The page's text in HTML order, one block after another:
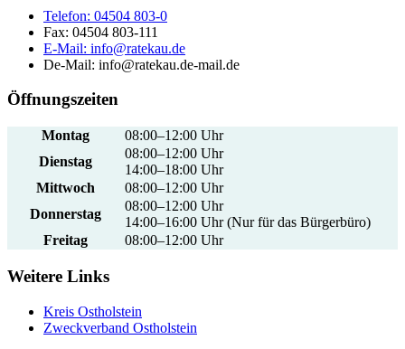
Telefon: 04504 803-0
Fax: 04504 803-111
E-Mail: info@ratekau.de
De-Mail: info@ratekau.de-mail.de
Öffnungszeiten
Montag
08:00–12:00 Uhr
Dienstag
08:00–12:00 Uhr
14:00–18:00 Uhr
Mittwoch
08:00–12:00 Uhr
Donnerstag
08:00–12:00 Uhr
14:00–16:00 Uhr (Nur für das Bürgerbüro)
Freitag
08:00–12:00 Uhr
Weitere Links
Kreis Ostholstein
Zweckverband Ostholstein